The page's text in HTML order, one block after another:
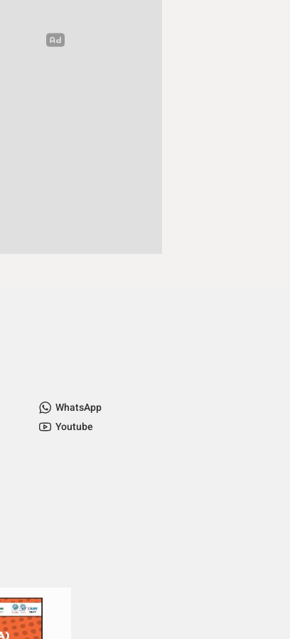
WhatsApp
Youtube